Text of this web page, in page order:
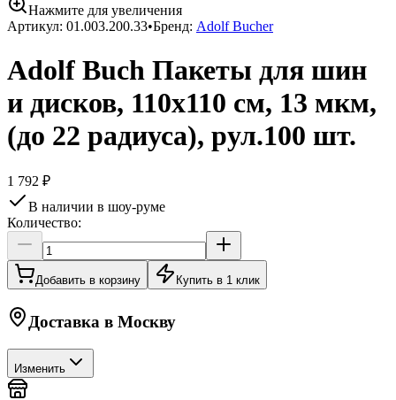
Нажмите для увеличения
Артикул: 01.003.200.33•Бренд: Adolf Bucher
Adolf Buch Пакеты для шин
и дисков, 110х110 см, 13 мкм,
(до 22 радиуса), рул.100 шт.
1 792 ₽
В наличии в шоу-руме
Количество:
Добавить в корзину Купить в 1 клик
Доставка в Москву
Изменить